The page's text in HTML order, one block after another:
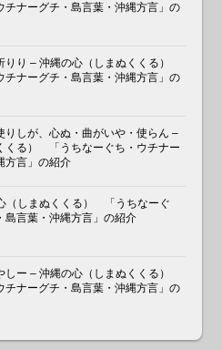
チナーグチ・島言葉・沖縄方言」の
りり – 沖縄の心（しまぬくくる）
チナーグチ・島言葉・沖縄方言」の
りしが、心ぬ・曲がいや・使らん –
くる） 「うちなーぐち・ウチナー
方言」の紹介
（しまぬくくる） 「うちなーぐ
島言葉・沖縄方言」の紹介
しー – 沖縄の心（しまぬくくる）
チナーグチ・島言葉・沖縄方言」の